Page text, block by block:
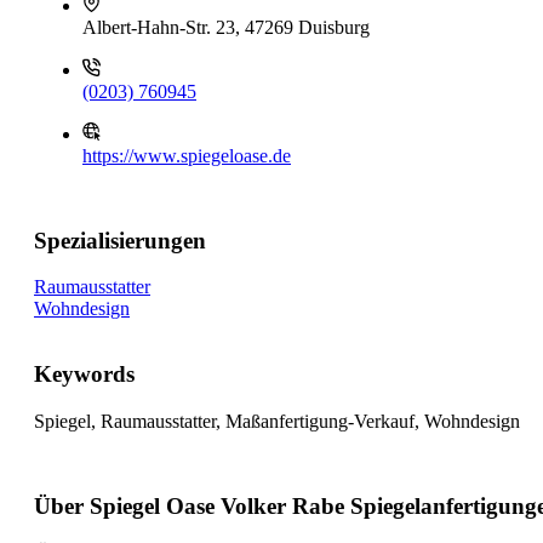
Albert-Hahn-Str. 23, 47269 Duisburg
(0203) 760945
https://www.spiegeloase.de
Spezialisierungen
Raumausstatter
Wohndesign
Keywords
Spiegel, Raumausstatter, Maßanfertigung-Verkauf, Wohndesign
Über Spiegel Oase Volker Rabe